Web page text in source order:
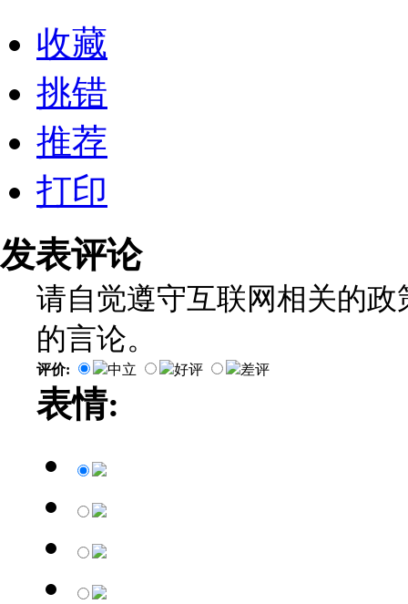
收藏
挑错
推荐
打印
发表评论
请自觉遵守互联网相关的
的言论。
评价: 中立 好评 差评
表情: